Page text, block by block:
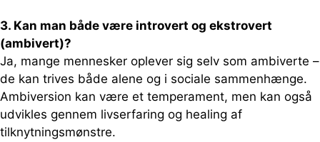
3. Kan man både være introvert og ekstrovert
(ambivert)?
Ja, mange mennesker oplever sig selv som ambiverte –
de kan trives både alene og i sociale sammenhænge.
Ambiversion kan være et temperament, men kan også
udvikles gennem livserfaring og healing af
tilknytningsmønstre.